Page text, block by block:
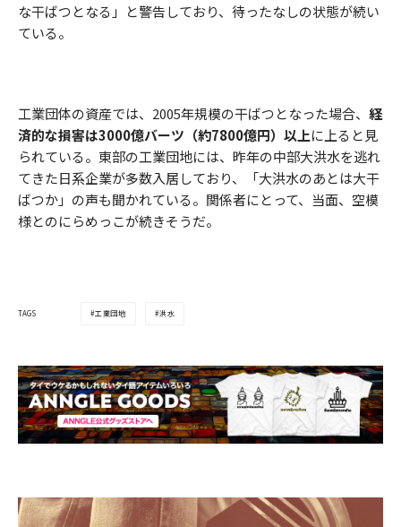
な干ばつとなる」と警告しており、待ったなしの状態が続い
ている。
工業団体の資産では、2005年規模の干ばつとなった場合、 経
済的な損害は3000億バーツ（約7800億円）以上に上ると見
られている。東部の工業団地には、昨年の中部大洪水を逃れ
てきた日系企業が多数入居しており、「大洪水のあとは大干
ばつか」の声も聞かれている。関係者にとって、当面、空模
様とのにらめっこが続きそうだ。
TAGS 工業団地 洪水